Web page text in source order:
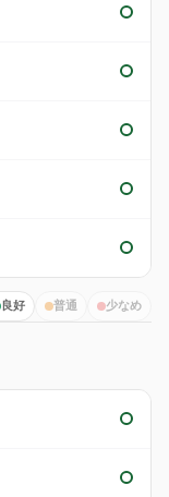
良好 普通 少なめ